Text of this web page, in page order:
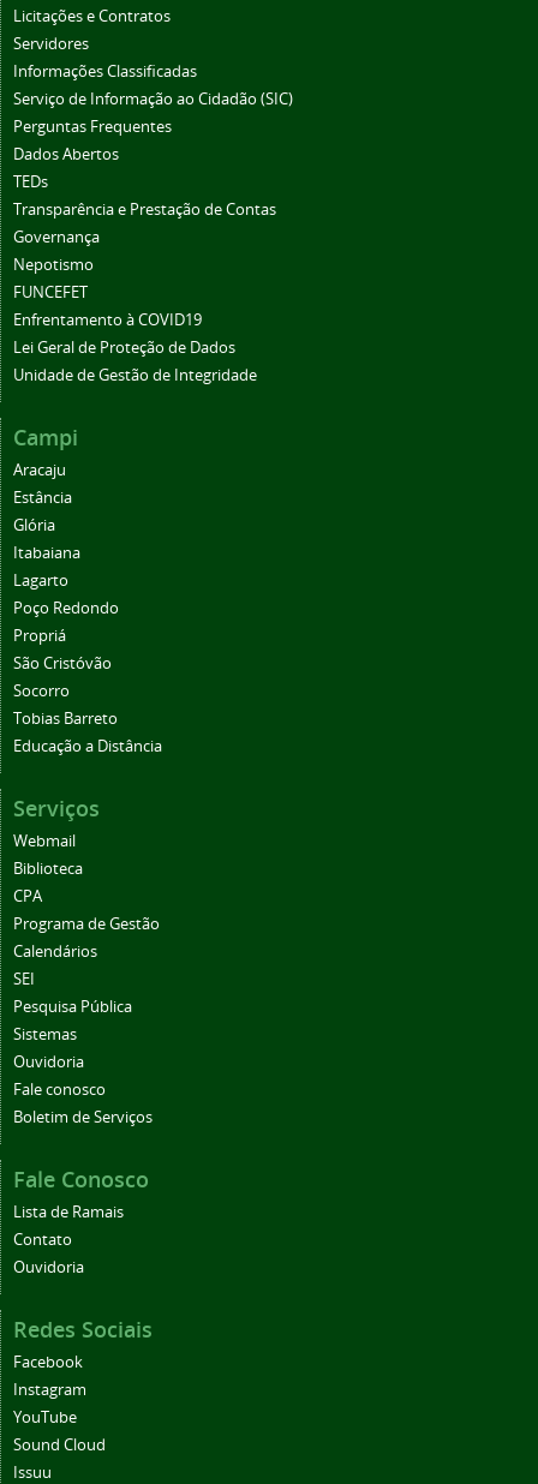
Licitações e Contratos
Servidores
Informações Classificadas
Serviço de Informação ao Cidadão (SIC)
Perguntas Frequentes
Dados Abertos
TEDs
Transparência e Prestação de Contas
Governança
Nepotismo
FUNCEFET
Enfrentamento à COVID19
Lei Geral de Proteção de Dados
Unidade de Gestão de Integridade
Campi
Aracaju
Estância
Glória
Itabaiana
Lagarto
Poço Redondo
Propriá
São Cristóvão
Socorro
Tobias Barreto
Educação a Distância
Serviços
Webmail
Biblioteca
CPA
Programa de Gestão
Calendários
SEI
Pesquisa Pública
Sistemas
Ouvidoria
Fale conosco
Boletim de Serviços
Fale Conosco
Lista de Ramais
Contato
Ouvidoria
Redes Sociais
Facebook
Instagram
YouTube
Sound Cloud
Issuu